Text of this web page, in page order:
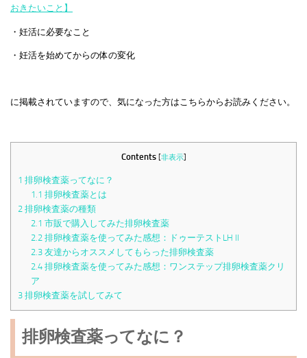
おきたいこと】
・妊活に必要なこと
・妊活を始めてからの体の変化
に掲載されていますので、気になった方はこちらからお読みください。
Contents [非表示]
1 排卵検査薬ってなに？
1.1 排卵検査薬とは
2 排卵検査薬の種類
2.1 市販で購入してみた排卵検査薬
2.2排卵検査薬を使ってみた感想：ドゥーテストLH ll
2.3友達からオススメしてもらった排卵検査薬
2.4排卵検査薬を使ってみた感想：ワンステップ排卵検査薬クリ
ア
3 排卵検査薬を試してみて
排卵検査薬ってなに？